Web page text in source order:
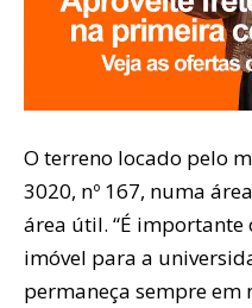
O terreno locado pelo
3020, nº 167, numa
área útil. “É
imóvel para a
permaneça sempre em